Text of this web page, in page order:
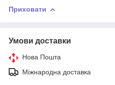
Приховати
Умови доставки
Нова Пошта
Міжнародна доставка